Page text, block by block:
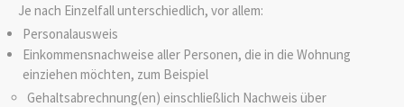
Je nach Einzelfall unterschiedlich, vor allem:
Personalausweis
Einkommensnachweise aller Personen, die in die Wohnung
einziehen möchten, zum Beispiel
Gehaltsabrechnung(en) einschließlich Nachweis über